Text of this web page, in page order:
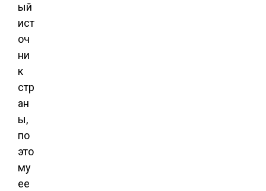
ый
ист
оч
ни
к
стр
ан
ы,
по
это
му
ее